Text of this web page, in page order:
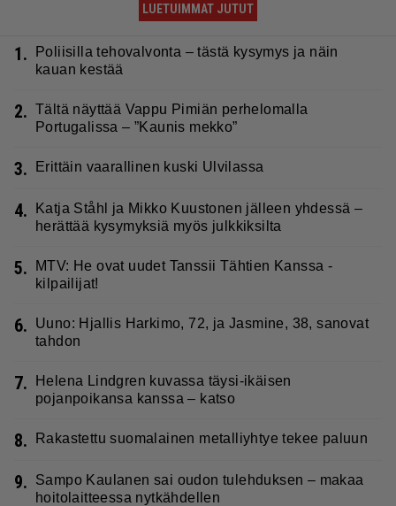
LUETUIMMAT JUTUT
1.
Poliisilla tehovalvonta – tästä kysymys ja näin
kauan kestää
2. Tältä näyttää Vappu Pimiän perhelomalla
Portugalissa – ”Kaunis mekko”
3. Erittäin vaarallinen kuski Ulvilassa
4.
Katja Ståhl ja Mikko Kuustonen jälleen yhdessä –
herättää kysymyksiä myös julkkiksilta
5.
MTV: He ovat uudet Tanssii Tähtien Kanssa -
kilpailijat!
6.
Uuno: Hjallis Harkimo, 72, ja Jasmine, 38, sanovat
tahdon
7.
Helena Lindgren kuvassa täysi-ikäisen
pojanpoikansa kanssa – katso
8. Rakastettu suomalainen metalliyhtye tekee paluun
9.
Sampo Kaulanen sai oudon tulehduksen – makaa
hoitolaitteessa nytkähdellen